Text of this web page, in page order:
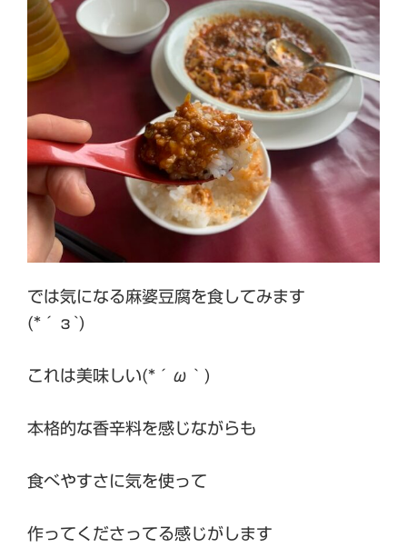
では気になる麻婆豆腐を食してみます
(*´з`)
これは美味しい(*´ω｀)
本格的な香辛料を感じながらも
食べやすさに気を使って
作ってくださってる感じがします